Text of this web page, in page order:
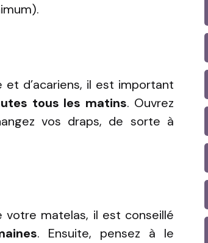
d’acariens, il est important
tous les matins. Ouvrez
vos draps, de sorte à
votre matelas, il est conseillé
. Ensuite, pensez à le